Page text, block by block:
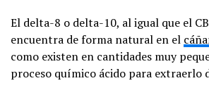
El delta-8 o delta-10, al igual que el
encuentra de forma natural en el
como existen en cantidades muy
proceso químico ácido para extraerlo